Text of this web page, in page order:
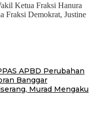
Ketua Fraksi Hanura
Fraksi Demokrat, Justine
APBD Perubahan
Banggar
Murad Mengaku